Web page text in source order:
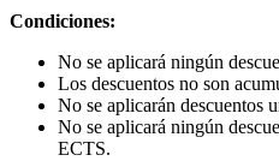
Condiciones:
No se aplicará ningún
Los descuentos no son
No se aplicarán descuentos
No se aplicará ningún
ECTS.